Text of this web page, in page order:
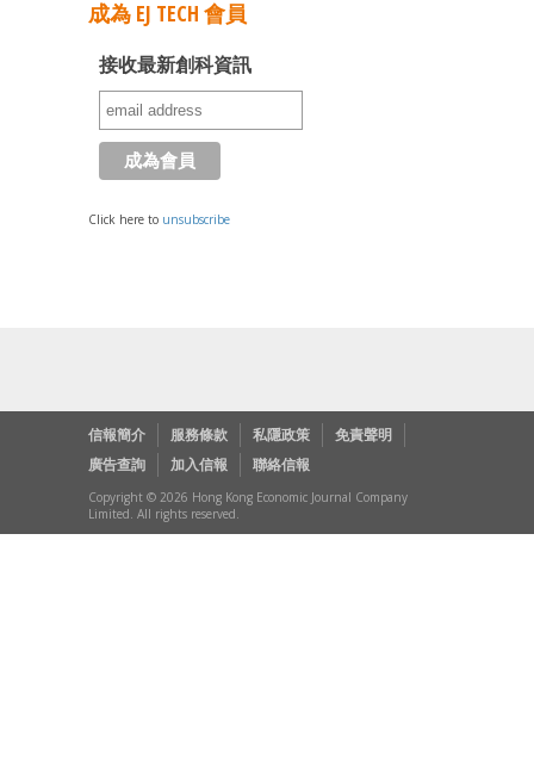
成為 EJ TECH 會員
接收最新創科資訊
Click here to unsubscribe
信報簡介 服務條款 私隱政策
免責聲明
廣告查詢
加入信報 聯絡信報
Copyright © 2026 Hong Kong Economic Journal Company
Limited. All rights reserved.